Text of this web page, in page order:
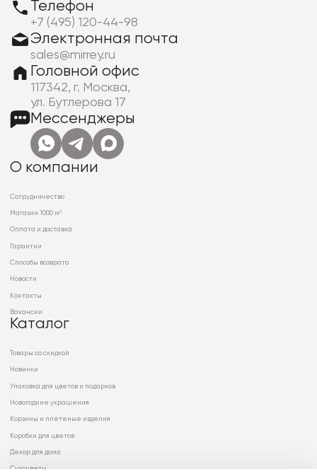
Телефон
+7 (495) 120-44-98
Электронная почта
sales@mirrey.ru
Головной офис
117342, г. Москва,
ул. Бутлерова 17
Мессенджеры
О компании
Сотрудничество
Магазин 1000 м²
Оплата и доставка
Гарантии
Способы возврата
Новости
Контакты
Вакансии
Каталог
Товары со скидкой
Новинки
Упаковка для цветов и подарков
Новогодние украшения
Корзины и плетеные изделия
Коробки для цветов
Декор для дома
Сухоцветы